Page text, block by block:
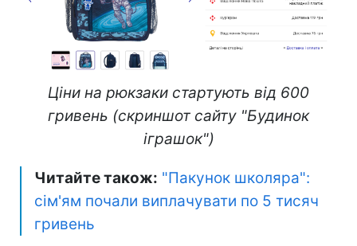
Ціни на рюкзаки стартують від 600
гривень (скриншот сайту "Будинок
іграшок")
Читайте також: "Пакунок школяра":
сім'ям почали виплачувати по 5 тисяч
гривень